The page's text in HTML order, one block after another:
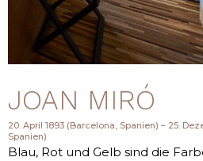
JOAN MIRÓ
20. April 1893 (Barcelona, Spanien) – 25.
Spanien)
Blau, Rot und Gelb sind die